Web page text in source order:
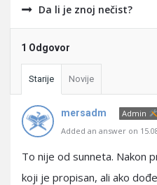
Da li je znoj nečist?
1 Odgovor
Starije Novije
mersadm
Admin
Added an answer on
To nije od sunneta. Nakon
koji je propisan, ali ako